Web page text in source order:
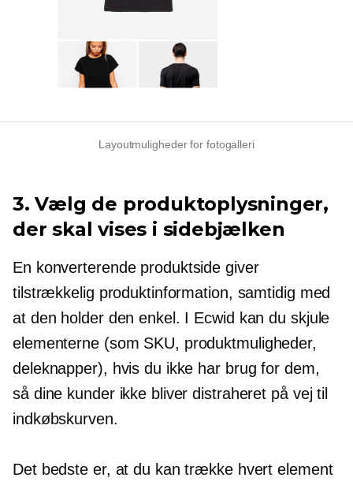
Layoutmuligheder for fotogalleri
3. Vælg de produktoplysninger,
der skal vises i sidebjælken
En konverterende produktside giver
tilstrækkelig produktinformation, samtidig med
at den holder den enkel. I Ecwid kan du skjule
elementerne (som SKU, produktmuligheder,
deleknapper), hvis du ikke har brug for dem,
så dine kunder ikke bliver distraheret på vej til
indkøbskurven.
Det bedste er, at du kan trække hvert element